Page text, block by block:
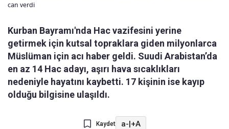
can verdi
Kurban Bayramı'nda Hac vazifesini yerine
getirmek için kutsal topraklara giden milyonlarca
Müslüman için acı haber geldi. Suudi Arabistan’da
en az 14 Hac adayı, aşırı hava sıcaklıkları
nedeniyle hayatını kaybetti. 17 kişinin ise kayıp
olduğu bilgisine ulaşıldı.
Kaydet a-|+A